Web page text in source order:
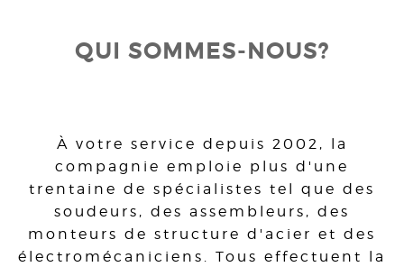
QUI SOMMES-NOUS?
À votre service depuis 2002, la
compagnie emploie plus d'une
trentaine de spécialistes tel que des
soudeurs, des assembleurs, des
monteurs de structure d'acier et des
électromécaniciens. Tous effectuent la